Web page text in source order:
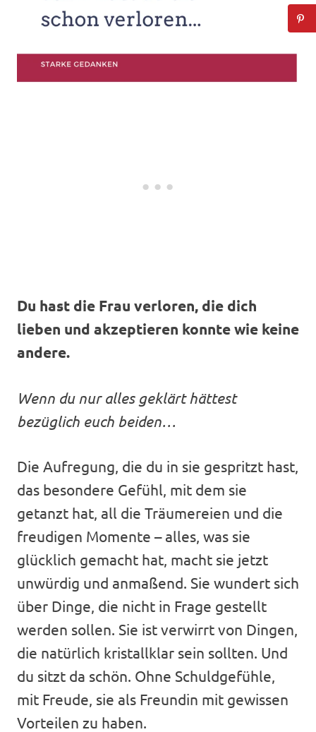
Du hast die Frau verloren, die dich
lieben und akzeptieren konnte wie keine
andere.
Wenn du nur alles geklärt hättest
bezüglich euch beiden…
Die Aufregung, die du in sie gespritzt hast,
das besondere Gefühl, mit dem sie
getanzt hat, all die Träumereien und die
freudigen Momente – alles, was sie
glücklich gemacht hat, macht sie jetzt
unwürdig und anmaßend. Sie wundert sich
über Dinge, die nicht in Frage gestellt
werden sollen. Sie ist verwirrt von Dingen,
die natürlich kristallklar sein sollten. Und
du sitzt da schön. Ohne Schuldgefühle,
mit Freude, sie als Freundin mit gewissen
Vorteilen zu haben.